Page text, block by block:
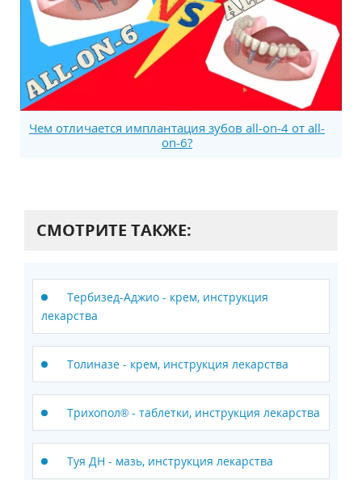
Чем отличается имплантация зубов all-on-4 от all-
on-6?
СМОТРИТЕ ТАКЖЕ:
Тербизед-Аджио - крем, инструкция
лекарства
Толиназе - крем, инструкция лекарства
Трихопол® - таблетки, инструкция лекарства
Туя ДН - мазь, инструкция лекарства